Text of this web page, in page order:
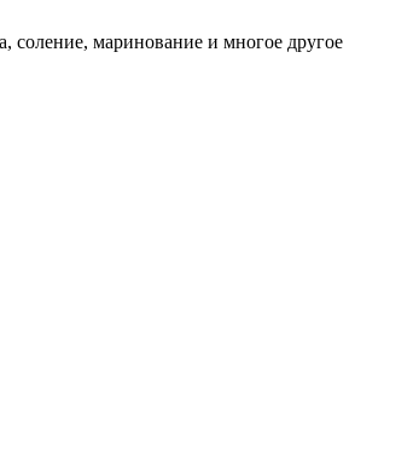
маринование и многое другое